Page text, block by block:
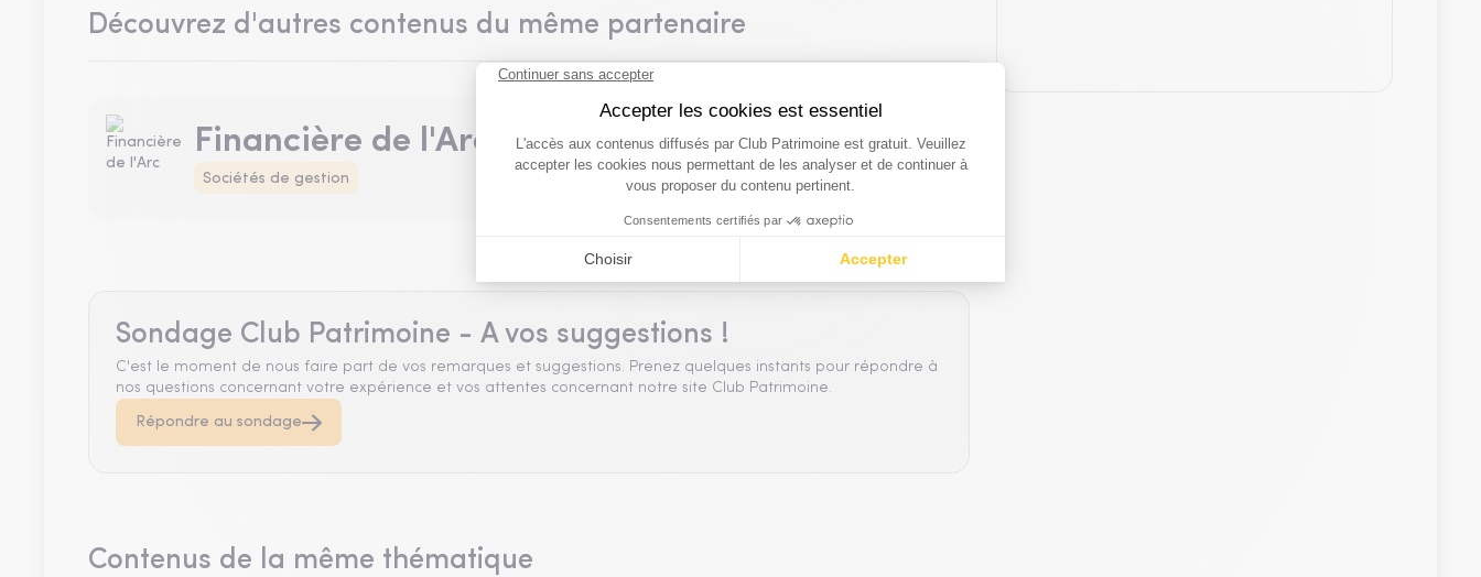
Découvrez d'autres contenus du même partenaire
Financière de l'Arc
Sociétés de gestion
Sondage Club Patrimoine - A vos suggestions !
C'est le moment de nous faire part de vos remarques et suggestions. Prenez quelques instants pour répondre à
nos questions concernant votre expérience et vos attentes concernant notre site Club Patrimoine.
Répondre au sondage
Contenus de la même thématique